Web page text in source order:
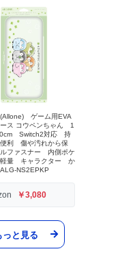
(Allone) ゲーム用EVA
ース コウペンちゃん 1
Switch2対応 持
便利 傷や汚れから保
ファスナー 内側ポケ
量 キャラクター か
NS2EPKP
￥3,080
っと見る